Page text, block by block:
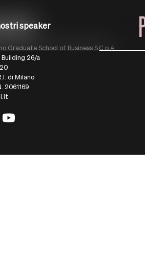
speaker
Graduate School of Business S.C.p.A
26/a
di Milano
2061169